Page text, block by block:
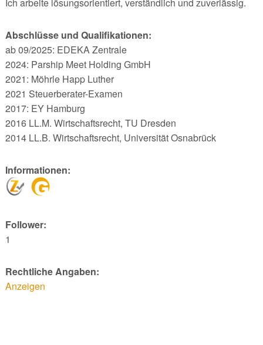
Abschlüsse und Qualifikationen:
ab 09/2025: EDEKA Zentrale
2024: Parship Meet Holding GmbH
2021: Möhrle Happ Luther
2021 Steuerberater-Examen
2017: EY Hamburg
2016 LL.M. Wirtschaftsrecht, TU Dresden
2014 LL.B. Wirtschaftsrecht, Universität Osnabrück
Informationen:
Follower:
1
Rechtliche Angaben:
Anzeigen